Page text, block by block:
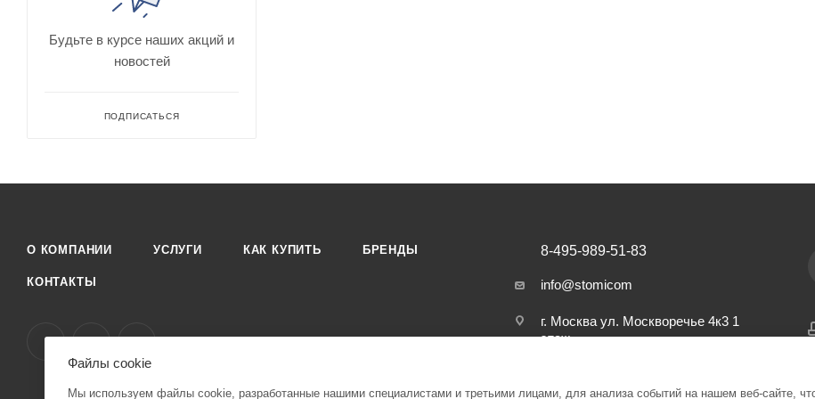
Будьте в курсе наших акций и
новостей
ПОДПИСАТЬСЯ
О КОМПАНИИ УСЛУГИ КАК КУПИТЬ БРЕНДЫ
КОНТАКТЫ
8-495-989-51-83
info@stomicom
г. Москва ул. Москворечье 4к3 1
этаж
Файлы cookie
Мы используем файлы cookie, разработанные нашими специалистами и третьими лицами, для анализа событий на нашем веб-сайте,